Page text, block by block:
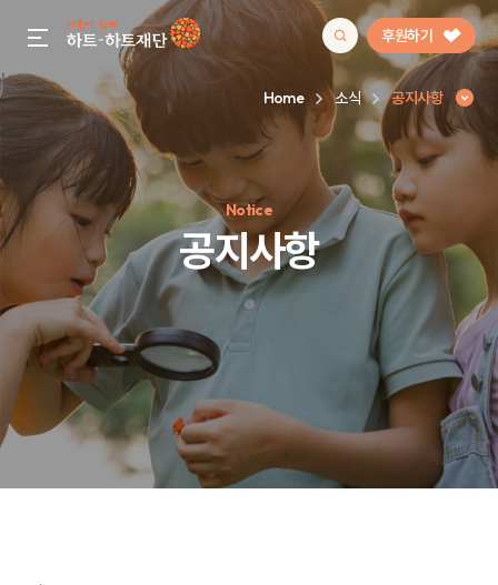
gnb menu open 후원하기
인기 키워드
#정기후원#하트플레이스#캠페인#팬덤후원
Home 소식 공지사항
Notice
공지사항